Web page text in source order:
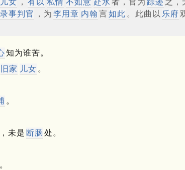
女 ， 有以 私情 不如意 赴水 者，官为 踪迹 之，
录事判官 ，为 李用章 内翰 言如此 。此曲以 乐府
知为谁苦。
旧家 儿女 。
。
，未是 断肠 处。
。